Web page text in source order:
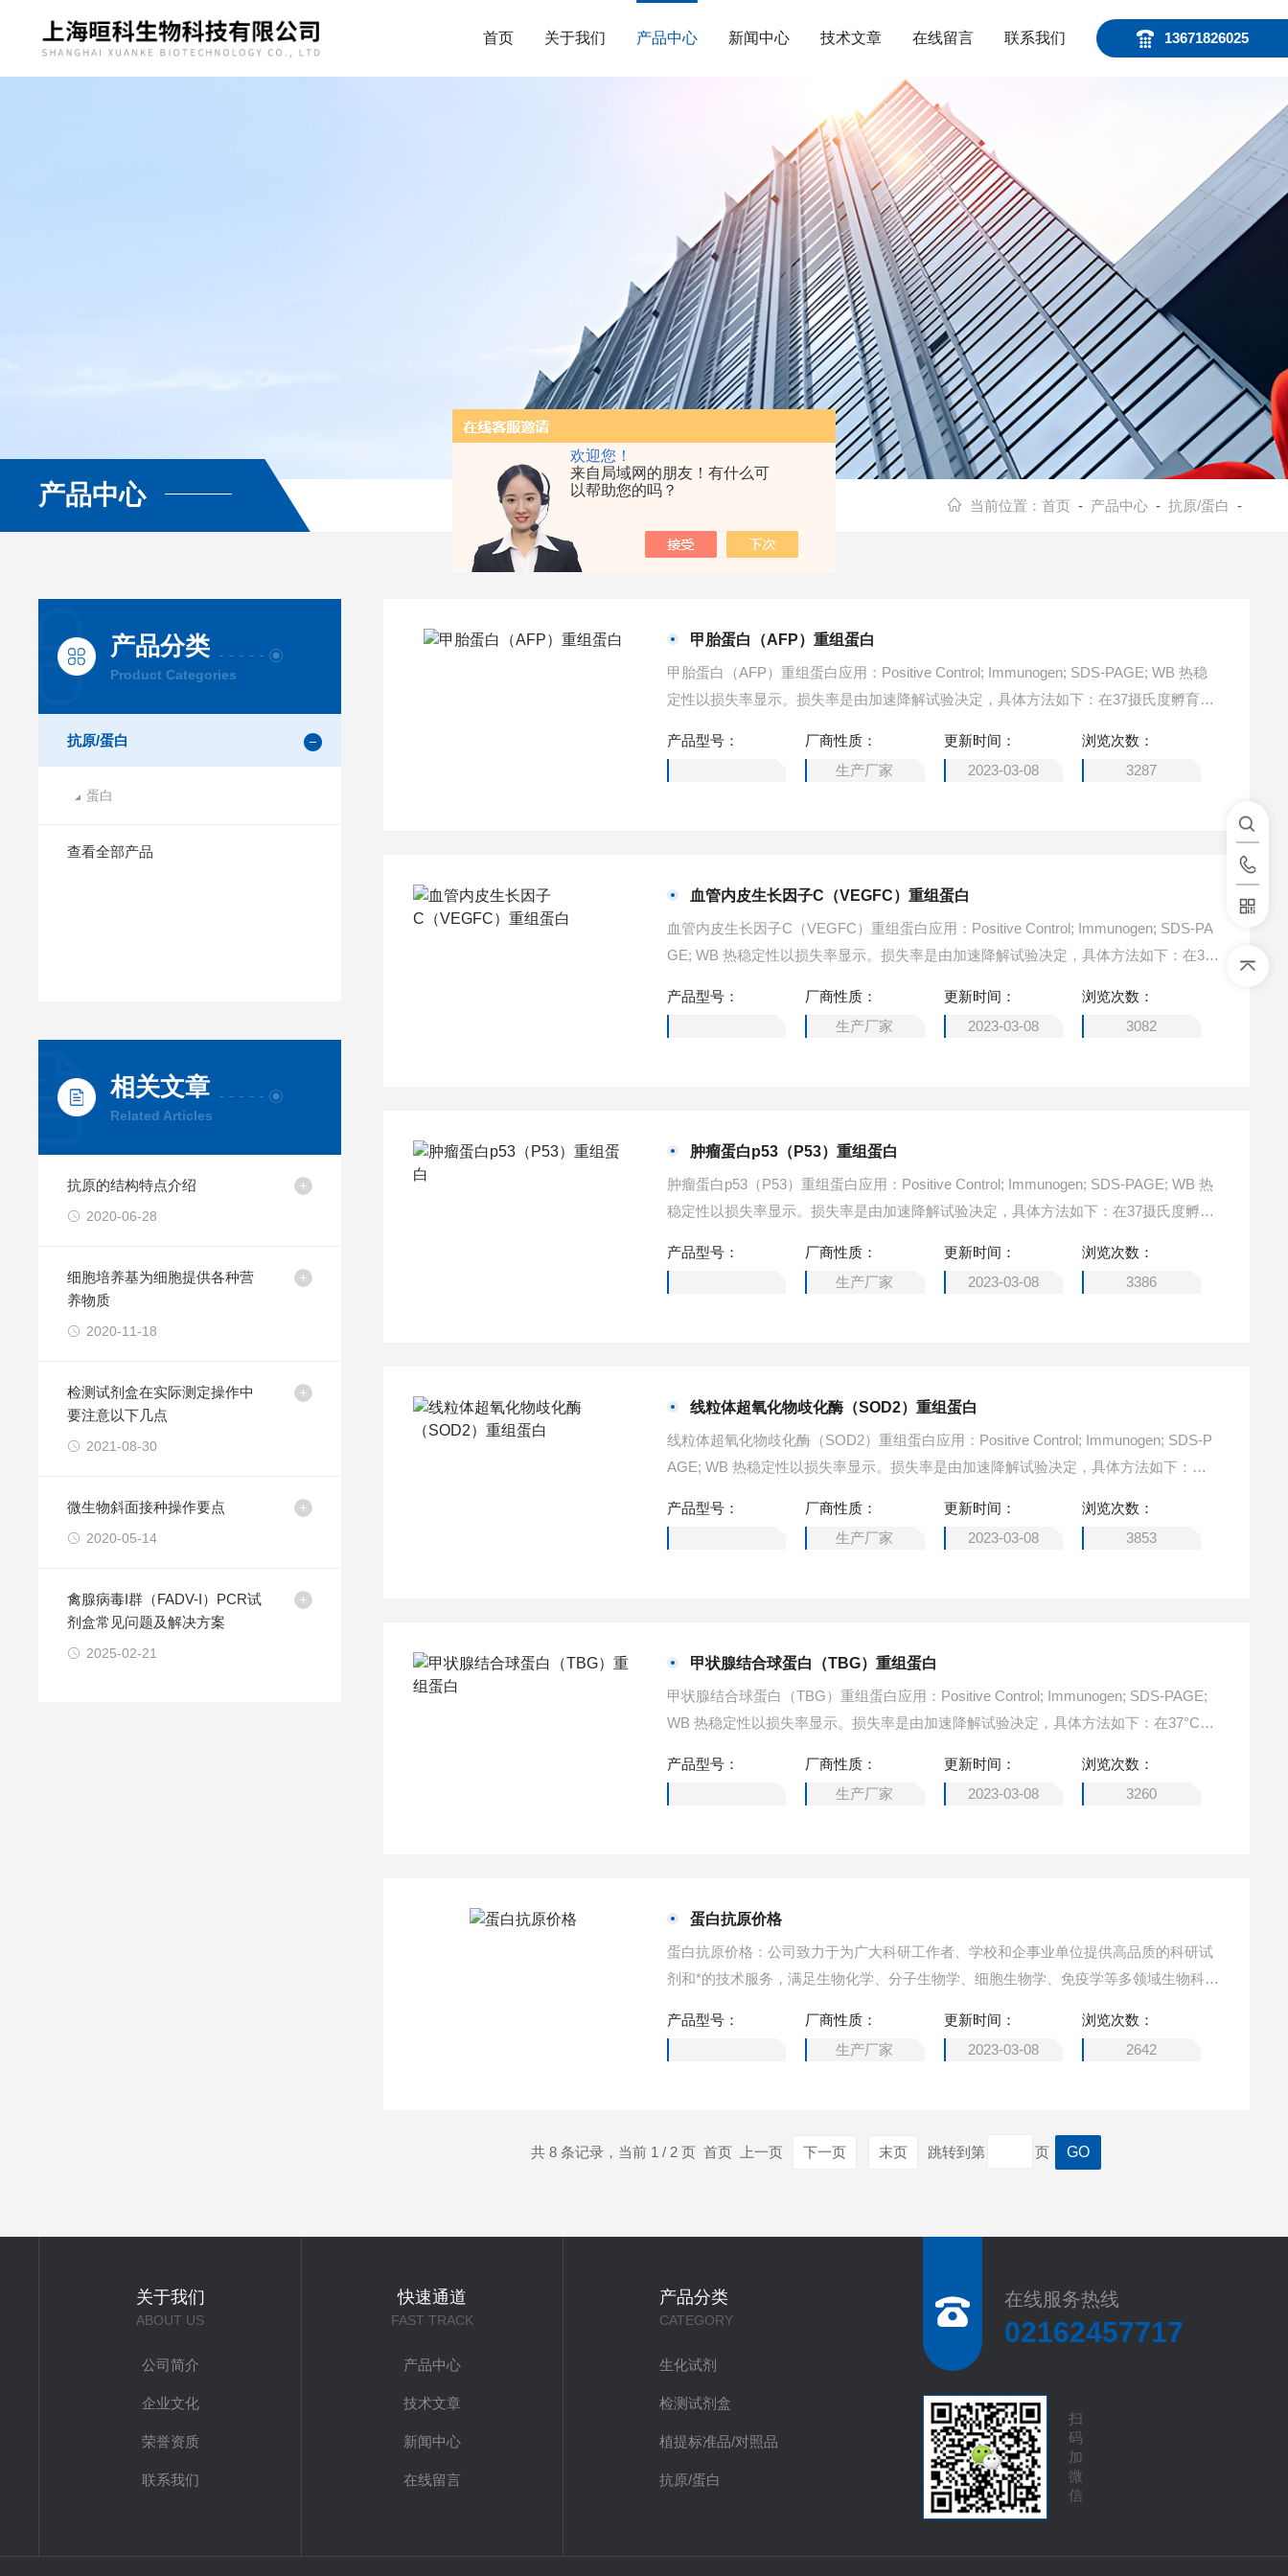
欢迎您！
来自局域网的朋友！有什么可
以帮助您的吗？
13671826025
首页 关于我们 产品中心 新闻中心 技术文章 在线留言 联系我们
产品中心 当前位置： 首页 - 产品中心- 抗原/蛋白 -
产品分类
Product Categories
抗原/蛋白
蛋白
查看全部产品
相关文章
Related Articles
抗原的结构特点介绍
2020-06-28
细胞培养基为细胞提供各种营
养物质
2020-11-18
检测试剂盒在实际测定操作中
要注意以下几点
2021-08-30
微生物斜面接种操作要点
2020-05-14
禽腺病毒I群（FADV-I）PCR试
剂盒常见问题及解决方案
2025-02-21
甲胎蛋白（AFP）重组蛋白
甲胎蛋白（AFP）重组蛋白应用：Positive Control; Immunogen; SDS-PAGE; WB 热稳
定性以损失率显示。损失率是由加速降解试验决定，具体方法如下：在37摄氏度孵育48
5%。
产品型号：
厂商性质：
生产厂家
更新时间：
2023-03-08
浏览次数：
3287
血管内皮生长因子C（VEGFC）重组蛋白
血管内皮生长因子C（VEGFC）重组蛋白应用：Positive Control; Immunogen; SDS-PA
GE; WB 热稳定性以损失率显示。损失率是由加速降解试验决定，具体方法如下：在37
损失率低于5%。
产品型号：
厂商性质：
生产厂家
更新时间：
2023-03-08
浏览次数：
3082
肿瘤蛋白p53（P53）重组蛋白
肿瘤蛋白p53（P53）重组蛋白应用：Positive Control; Immunogen; SDS-PAGE; WB 热
稳定性以损失率显示。损失率是由加速降解试验决定，具体方法如下：在37摄氏度孵育
5%。
产品型号：
厂商性质：
生产厂家
更新时间：
2023-03-08
浏览次数：
3386
线粒体超氧化物歧化酶（SOD2）重组蛋白
线粒体超氧化物歧化酶（SOD2）重组蛋白应用：Positive Control; Immunogen; SDS-P
AGE; WB 热稳定性以损失率显示。损失率是由加速降解试验决定，具体方法如下：在3
储，损失率低于5%。
产品型号：
厂商性质：
生产厂家
更新时间：
2023-03-08
浏览次数：
3853
甲状腺结合球蛋白（TBG）重组蛋白
甲状腺结合球蛋白（TBG）重组蛋白应用：Positive Control; Immunogen; SDS-PAGE;
WB 热稳定性以损失率显示。损失率是由加速降解试验决定，具体方法如下：在37°C孵
于5%。
产品型号：
厂商性质：
生产厂家
更新时间：
2023-03-08
浏览次数：
3260
蛋白抗原价格
蛋白抗原价格：公司致力于为广大科研工作者、学校和企事业单位提供高品质的科研试
剂和*的技术服务，满足生物化学、分子生物学、细胞生物学、免疫学等多领域生物科技
产品型号：
厂商性质：
生产厂家
更新时间：
2023-03-08
浏览次数：
2642
共 8 条记录，当前 1 / 2 页 首页 上一页 下一页 末页 跳转到第 页
关于我们
ABOUT US
公司简介
企业文化
荣誉资质
联系我们
快速通道
FAST TRACK
产品中心
技术文章
新闻中心
在线留言
产品分类
CATEGORY
生化试剂
检测试剂盒
植提标准品/对照品
抗原/蛋白
在线服务热线
02162457717
扫
码
加
微
信